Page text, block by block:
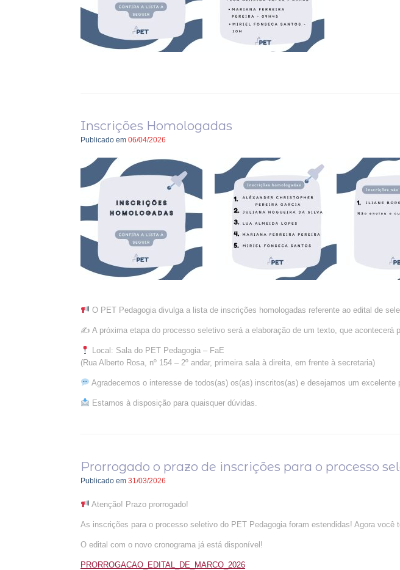
Inscrições Homologadas
Publicado em 06/04/2026
O PET Pedagogia divulga a lista de inscrições homologadas referente ao edital de
✍️ A próxima etapa do processo seletivo será a elaboração de um texto, que acontecerá
Local: Sala do PET Pedagogia – FaE
(Rua Alberto Rosa, nº 154 – 2º andar, primeira sala à direita, em frente à secretaria)
Agradecemos o interesse de todos(as) os(as) inscritos(as) e desejamos um excelente
Estamos à disposição para quaisquer dúvidas.
Prorrogado o prazo de inscrições para o processo
Publicado em 31/03/2026
Atenção! Prazo prorrogado!
As inscrições para o processo seletivo do PET Pedagogia foram estendidas! Agora você
O edital com o novo cronograma já está disponível!
PRORROGACAO_EDITAL_DE_MARCO_2026